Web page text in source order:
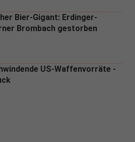
Bier-Gigant: Erdinger-
Brombach gestorben
US-Waffenvorräte -